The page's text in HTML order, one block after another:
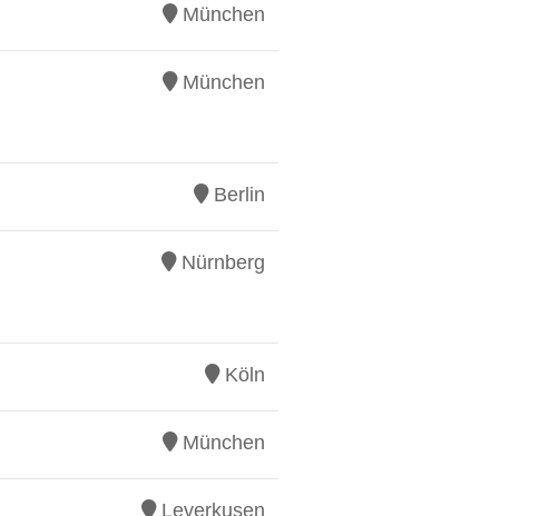
München
München
Berlin
Nürnberg
Köln
München
Leverkusen